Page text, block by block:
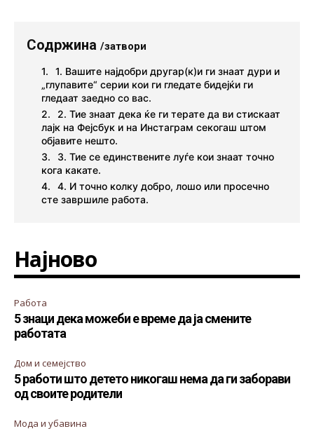
Содржина /затвори
1. Вашите најдобри другар(к)и ги знаат дури и
„глупавите“ серии кои ги гледате бидејќи ги
гледаат заедно со вас.
2. Тие знаат дека ќе ги терате да ви стискаат
лајк на Фејсбук и на Инстаграм секогаш штом
објавите нешто.
3. Тие се единствените луѓе кои знаат точно
кога какате.
4. И точно колку добро, лошо или просечно
сте завршиле работа.
Најново
Работа
5 знаци дека можеби е време да ја смените
работата
Дом и семејство
5 работи што детето никогаш нема да ги заборави
од своите родители
Мода и убавина